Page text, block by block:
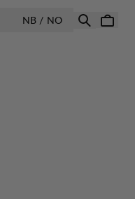
NB / NOÅPNE VELG